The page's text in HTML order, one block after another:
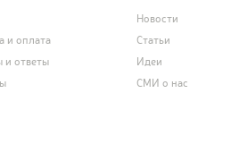
и оплата
и ответы
Новости
Статьи
Идеи
СМИ о нас